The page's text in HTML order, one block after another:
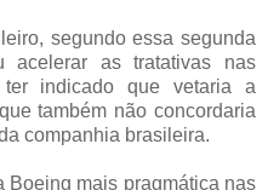
segundo essa segunda
acelerar as tratativas nas
indicado que vetaria a
também não concordaria
companhia brasileira.
Boeing mais pragmática nas